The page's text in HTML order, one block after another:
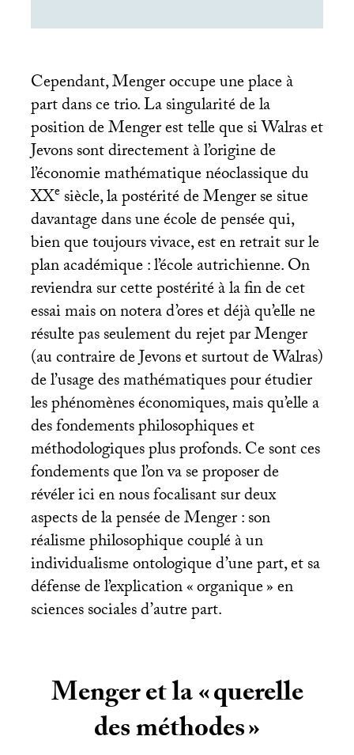
Cependant, Menger occupe une place à
part dans ce trio. La singularité de la
position de Menger est telle que si Walras et
Jevons sont directement à l’origine de
l’économie mathématique néoclassique du
XXesiècle, la postérité de Menger se situe
davantage dans une école de pensée qui,
bien que toujours vivace, est en retrait sur le
plan académique : l’école autrichienne. On
reviendra sur cette postérité à la fin de cet
essai mais on notera d’ores et déjà qu’elle ne
résulte pas seulement du rejet par Menger
(au contraire de Jevons et surtout de Walras)
de l’usage des mathématiques pour étudier
les phénomènes économiques, mais qu’elle a
des fondements philosophiques et
méthodologiques plus profonds. Ce sont ces
fondements que l’on va se proposer de
révéler ici en nous focalisant sur deux
aspects de la pensée de Menger : son
réalisme philosophique couplé à un
individualisme ontologique d’une part, et sa
défense de l’explication «organique» en
sciences sociales d’autre part.
Menger et la «querelle
des méthodes»